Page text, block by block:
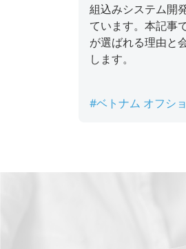
組込みシステム開
ています。本記事
が選ばれる理由と
します。
#ベトナム オフシ